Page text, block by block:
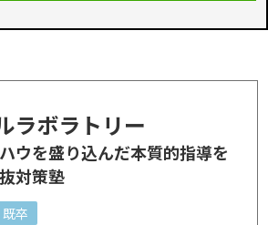
ラボラトリー
ウを盛り込んだ本質的指導を
対策塾
卒